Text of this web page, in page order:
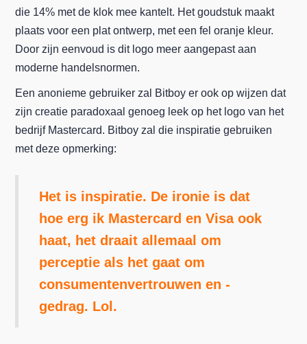
die 14% met de klok mee kantelt. Het goudstuk maakt
plaats voor een plat ontwerp, met een fel oranje kleur.
Door zijn eenvoud is dit logo meer aangepast aan
moderne handelsnormen.
Een anonieme gebruiker zal Bitboy er ook op wijzen dat
zijn creatie paradoxaal genoeg leek op het logo van het
bedrijf Mastercard. Bitboy zal die inspiratie gebruiken
met deze opmerking:
Het is inspiratie. De ironie is dat
hoe erg ik Mastercard en Visa ook
haat, het draait allemaal om
perceptie als het gaat om
consumentenvertrouwen en -
gedrag. Lol.